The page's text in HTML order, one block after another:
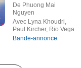
De Phuong Mai
Nguyen
Avec Lyna Khoudri,
Paul Kircher, Rio Vega
Bande-annonce